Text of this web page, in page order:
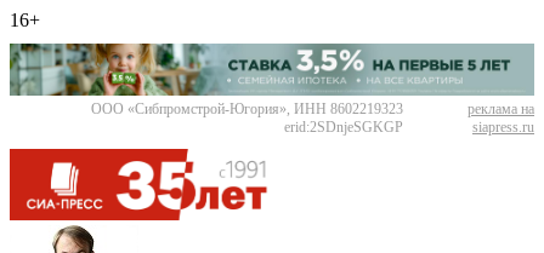
16+
ООО «Сибпромстрой-Югория», ИНН 8602219323
erid:2SDnjeSGKGP
реклама на
siapress.ru